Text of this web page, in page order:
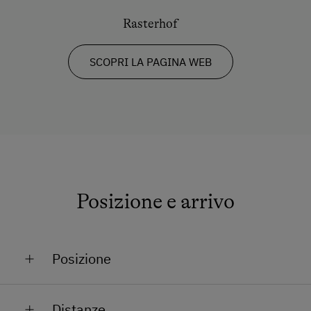
Rasterhof
SCOPRI LA PAGINA WEB
Posizione e arrivo
Posizione